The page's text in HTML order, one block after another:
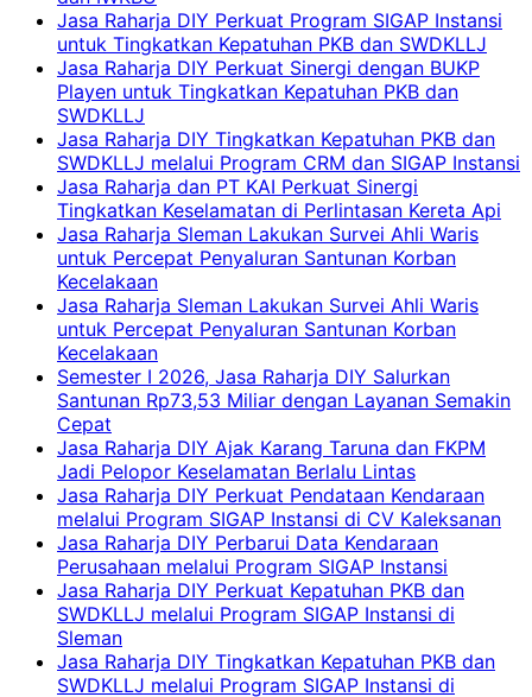
Jasa Raharja DIY Perkuat Program SIGAP Instansi
untuk Tingkatkan Kepatuhan PKB dan SWDKLLJ
Jasa Raharja DIY Perkuat Sinergi dengan BUKP
Playen untuk Tingkatkan Kepatuhan PKB dan
SWDKLLJ
Jasa Raharja DIY Tingkatkan Kepatuhan PKB dan
SWDKLLJ melalui Program CRM dan SIGAP Instansi
Jasa Raharja dan PT KAI Perkuat Sinergi
Tingkatkan Keselamatan di Perlintasan Kereta Api
Jasa Raharja Sleman Lakukan Survei Ahli Waris
untuk Percepat Penyaluran Santunan Korban
Kecelakaan
Jasa Raharja Sleman Lakukan Survei Ahli Waris
untuk Percepat Penyaluran Santunan Korban
Kecelakaan
Semester I 2026, Jasa Raharja DIY Salurkan
Santunan Rp73,53 Miliar dengan Layanan Semakin
Cepat
Jasa Raharja DIY Ajak Karang Taruna dan FKPM
Jadi Pelopor Keselamatan Berlalu Lintas
Jasa Raharja DIY Perkuat Pendataan Kendaraan
melalui Program SIGAP Instansi di CV Kaleksanan
Jasa Raharja DIY Perbarui Data Kendaraan
Perusahaan melalui Program SIGAP Instansi
Jasa Raharja DIY Perkuat Kepatuhan PKB dan
SWDKLLJ melalui Program SIGAP Instansi di
Sleman
Jasa Raharja DIY Tingkatkan Kepatuhan PKB dan
SWDKLLJ melalui Program SIGAP Instansi di